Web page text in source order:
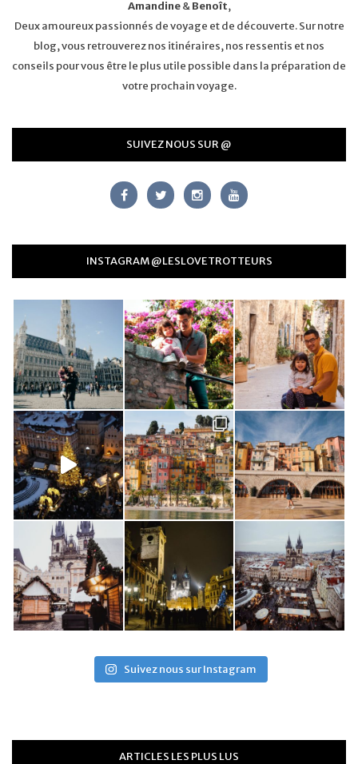
Amandine&Benoît,
Deux amoureux passionnés de voyage et de découverte. Sur notre
blog, vous retrouverez nos itinéraires, nos ressentis et nos
conseils pour vous être le plus utile possible dans la préparation de
votre prochain voyage.
SUIVEZ NOUS SUR @
INSTAGRAM @LESLOVETROTTEURS
Suivez nous sur Instagram
ARTICLES LES PLUS LUS